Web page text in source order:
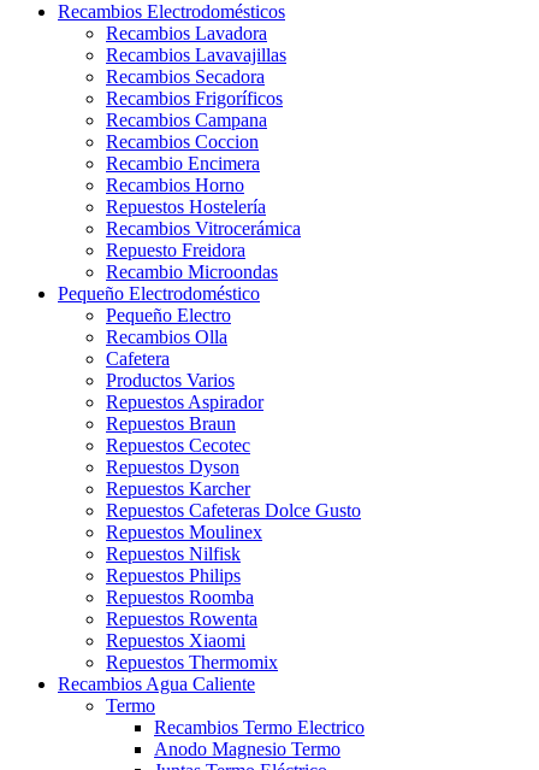
Recambios Electrodomésticos
Recambios Lavadora
Recambios Lavavajillas
Recambios Secadora
Recambios Frigoríficos
Recambios Campana
Recambios Coccion
Recambio Encimera
Recambios Horno
Repuestos Hostelería
Recambios Vitrocerámica
Repuesto Freidora
Recambio Microondas
Pequeño Electrodoméstico
Pequeño Electro
Recambios Olla
Cafetera
Productos Varios
Repuestos Aspirador
Repuestos Braun
Repuestos Cecotec
Repuestos Dyson
Repuestos Karcher
Repuestos Cafeteras Dolce Gusto
Repuestos Moulinex
Repuestos Nilfisk
Repuestos Philips
Repuestos Roomba
Repuestos Rowenta
Repuestos Xiaomi
Repuestos Thermomix
Recambios Agua Caliente
Termo
Recambios Termo Electrico
Anodo Magnesio Termo